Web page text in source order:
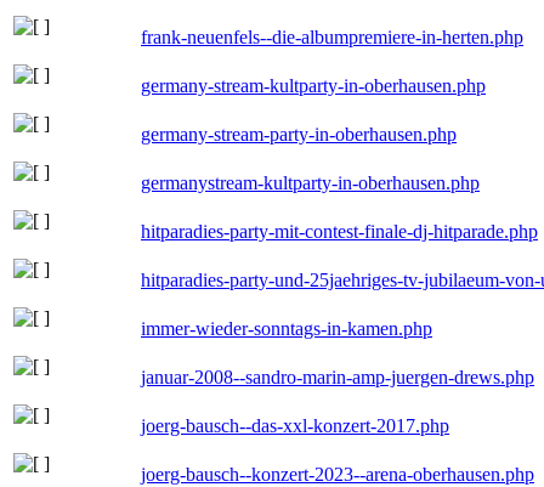
frank-neuenfels--die-albumpremiere-in-herten.php
germany-stream-kultparty-in-oberhausen.php
germany-stream-party-in-oberhausen.php
germanystream-kultparty-in-oberhausen.php
hitparadies-party-mit-contest-finale-dj-hitparade.php
hitparadies-party-und-25jaehriges-tv-jubilaeum-
immer-wieder-sonntags-in-kamen.php
januar-2008--sandro-marin-amp-juergen-drews.php
joerg-bausch--das-xxl-konzert-2017.php
joerg-bausch--konzert-2023--arena-oberhausen.php